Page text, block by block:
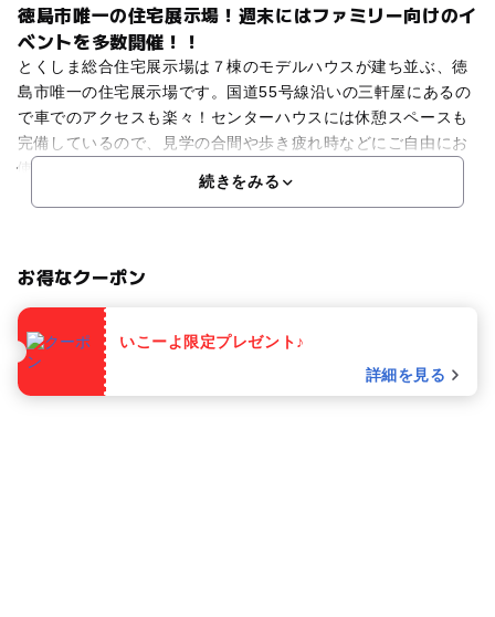
徳島市唯一の住宅展示場！週末にはファミリー向けのイ
ベントを多数開催！！
とくしま総合住宅展示場は７棟のモデルハウスが建ち並ぶ、徳
島市唯一の住宅展示場です。国道55号線沿いの三軒屋にあるの
で車でのアクセスも楽々！センターハウスには休憩スペースも
完備しているので、見学の合間や歩き疲れ時などにご自由にお
使いください。会場内のセンターハウスで住まいに関するア
続きをみる
お得なクーポン
いこーよ限定プレゼント♪
詳細を見る